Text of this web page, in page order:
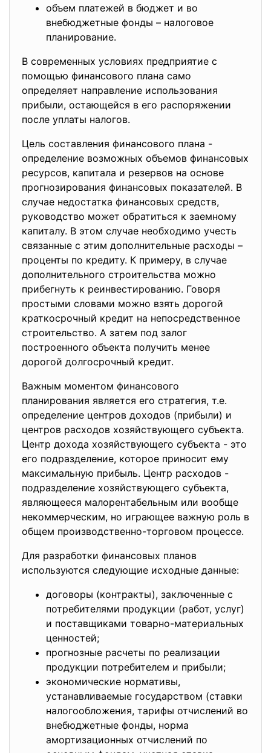
объем платежей в бюджет и во
внебюджетные фонды – налоговое
планирование.
В современных условиях предприятие с
помощью финансового плана само
определяет направление использования
прибыли, остающейся в его распоряжении
после уплаты налогов.
Цель составления финансового плана -
определение возможных объемов финансовых
ресурсов, капитала и резервов на основе
прогнозирования финансовых показателей. В
случае недостатка финансовых средств,
руководство может обратиться к заемному
капиталу. В этом случае необходимо учесть
связанные с этим дополнительные расходы –
проценты по кредиту. К примеру, в случае
дополнительного строительства можно
прибегнуть к реинвестированию. Говоря
простыми словами можно взять дорогой
краткосрочный кредит на непосредственное
строительство. А затем под залог
построенного объекта получить менее
дорогой долгосрочный кредит.
Важным моментом финансового
планирования является его стратегия, т.е.
определение центров доходов (прибыли) и
центров расходов хозяйствующего субъекта.
Центр дохода хозяйствующего субъекта - это
его подразделение, которое приносит ему
максимальную прибыль. Центр расходов -
подразделение хозяйствующего субъекта,
являющееся малорентабельным или вообще
некоммерческим, но играющее важную роль в
общем производственно-торговом процессе.
Для разработки финансовых планов
используются следующие исходные данные:
договоры (контракты), заключенные с
потребителями продукции (работ, услуг)
и поставщиками товарно-материальных
ценностей;
прогнозные расчеты по реализации
продукции потребителем и прибыли;
экономические нормативы,
устанавливаемые государством (ставки
налогообложения, тарифы отчислений во
внебюджетные фонды, норма
амортизационных отчислений по